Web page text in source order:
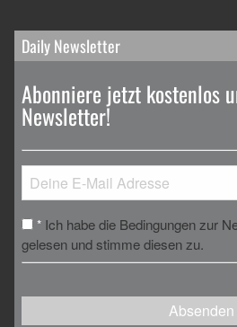
Daily Newsletter
Abonniere jetzt kostenlos
Newsletter!
* Ich habe die Bedingungen zur
gelesen und stimme diesen zu.
Absenden